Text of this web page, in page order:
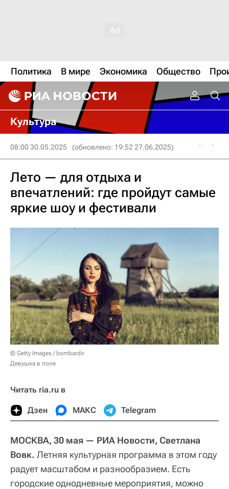
Политика В мире Экономика Общество
Культура
08:00 30.05.2025 (обновлено: 19:52 27.06.2025)
Лето — для отдыха и
впечатлений: где пройдут самые
яркие шоу и фестивали
© Getty Images / bombardir
Девушка в поле
Читать ria.ru в
Дзен МАКС Telegram
МОСКВА, 30 мая — РИА Новости, Светлана
Вовк. Летняя культурная программа в этом году
радует масштабом и разнообразием. Есть
городские однодневные мероприятия, можно